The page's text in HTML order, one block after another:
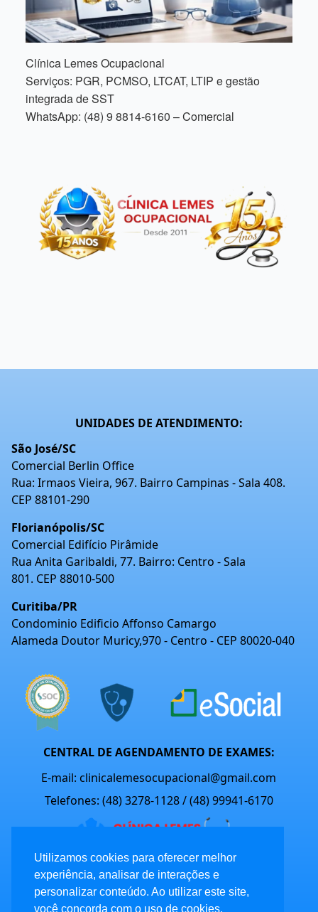
Clínica Lemes Ocupacional
Serviços: PGR, PCMSO, LTCAT, LTIP e gestão
integrada de SST
WhatsApp: (48) 9 8814-6160 – Comercial
UNIDADES DE ATENDIMENTO:
São José/SC
Comercial Berlin Office
Rua: Irmaos Vieira, 967. Bairro Campinas - Sala 408.
CEP 88101-290
Florianópolis/SC
Comercial Edifício Pirâmide
Rua Anita Garibaldi, 77. Bairro: Centro - Sala
801. CEP 88010-500
Curitiba/PR
Condominio Edificio Affonso Camargo
Alameda Doutor Muricy,970 - Centro - CEP 80020-040
CENTRAL DE AGENDAMENTO DE EXAMES:
E-mail: clinicalemesocupacional@gmail.com
Telefones: (48) 3278-1128 / (48) 99941-6170
Siga nossas redes sociais:
Utilizamos cookies para oferecer melhor
experiência, analisar de interações e
personalizar conteúdo. Ao utilizar este site,
você concorda com o uso de cookies.